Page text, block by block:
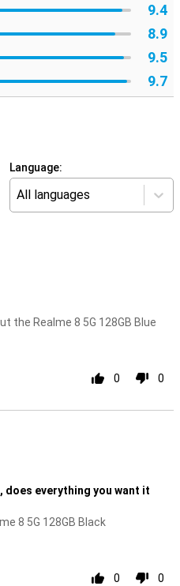
9.4
8.9
9.5
9.7
Language:
All languages
the Realme 8 5G 128GB Blue
0 0
does everything you want it
8 5G 128GB Black
0 0